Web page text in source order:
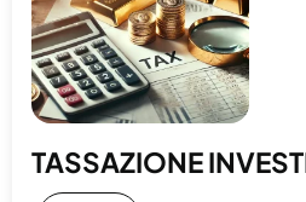
TASSAZIONE